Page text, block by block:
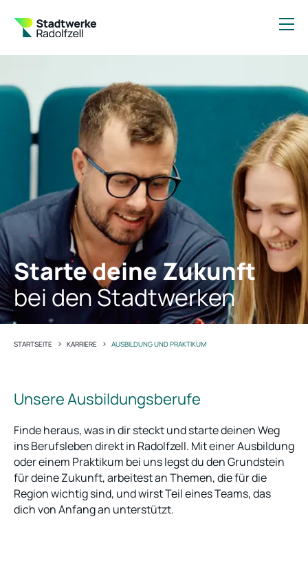
Starte deine Zukunft
bei den Stadtwerken
STARTSEITE > KARRIERE > AUSBILDUNG UND PRAKTIKUM
Unsere Ausbildungsberufe
Finde heraus, was in dir steckt und starte deinen Weg
ins Berufsleben direkt in Radolfzell. Mit einer Ausbildung
oder einem Praktikum bei uns legst du den Grundstein
für deine Zukunft, arbeitest an Themen, die für die
Region wichtig sind, und wirst Teil eines Teams, das
dich von Anfang an unterstützt.